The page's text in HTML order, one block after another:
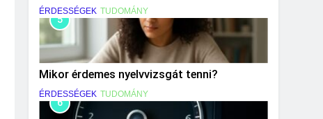
közlekedéskor?
ÉRDESSÉGEK TUDOMÁNY
5
Mikor érdemes nyelvvizsgát tenni?
ÉRDESSÉGEK TUDOMÁNY
6